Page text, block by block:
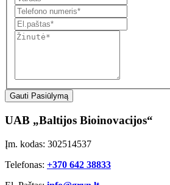
Gauti Pasiūlymą
UAB „Baltijos Bioinovacijos“
Įm. kodas: 302514537
Telefonas: +370 642 38833